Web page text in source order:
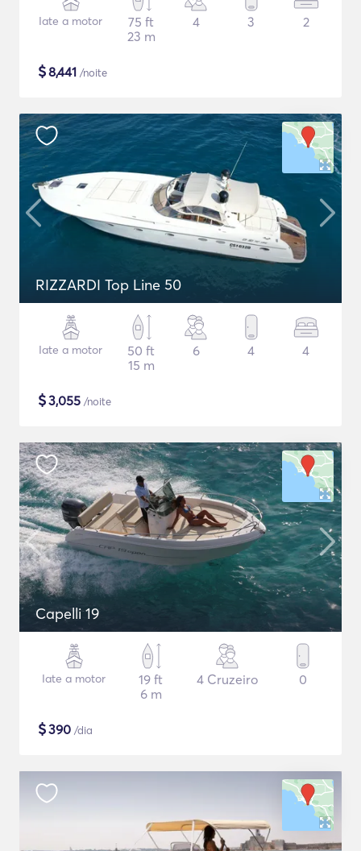
Iate a motor
75 ft
23 m
4 3 2
$8,441 /noite
RIZZARDI Top Line 50
Iate a motor
50 ft
15 m
6 4 4
$3,055 /noite
Capelli 19
Iate a motor
19 ft
6 m
4 Cruzeiro 0
$390 /dia